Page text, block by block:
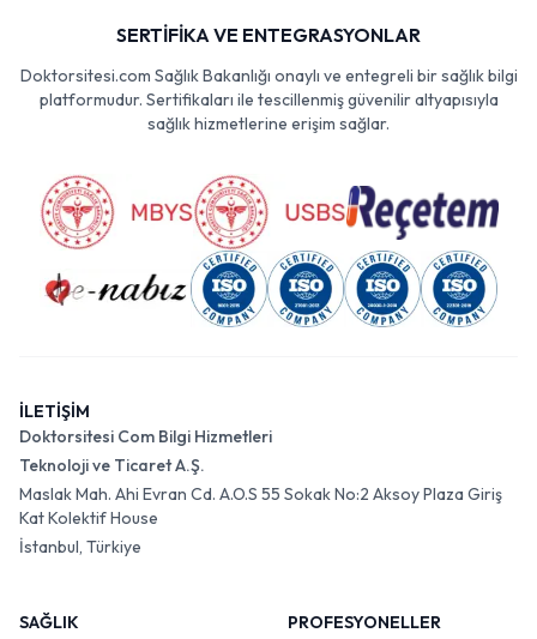
SERTİFİKA VE ENTEGRASYONLAR
Doktorsitesi.com Sağlık Bakanlığı onaylı ve entegreli bir sağlık bilgi
platformudur. Sertifikaları ile tescillenmiş güvenilir altyapısıyla
sağlık hizmetlerine erişim sağlar.
İLETİŞİM
Doktorsitesi Com Bilgi Hizmetleri
Teknoloji ve Ticaret A.Ş.
Maslak Mah. Ahi Evran Cd. A.O.S 55 Sokak No:2 Aksoy Plaza Giriş
Kat Kolektif House
İstanbul, Türkiye
SAĞLIK
PROFESYONELLER